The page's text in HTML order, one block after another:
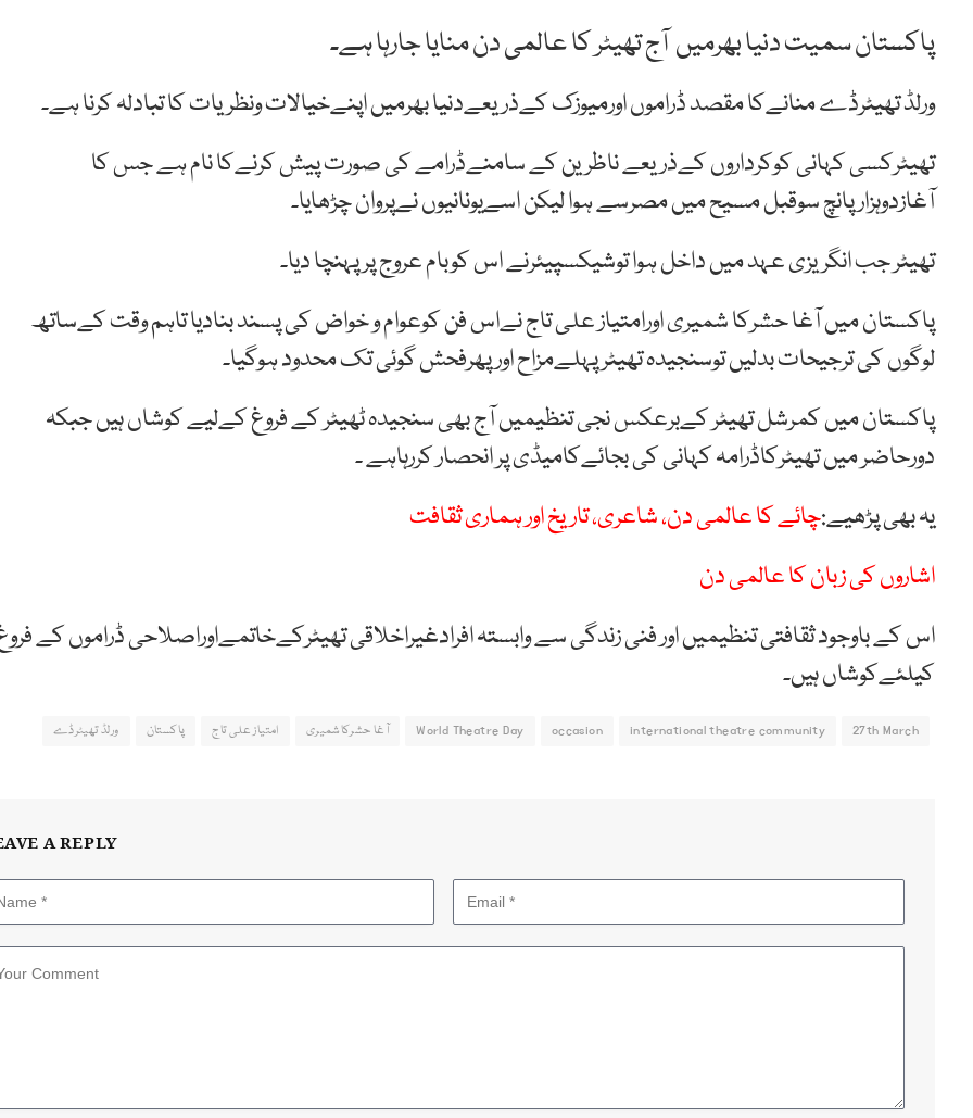
پاکستان سمیت دنیا بھرمیں آج تھیٹر کا عالمی دن منایا جارہا ہے۔
ورلڈ تھیٹرڈے منانےکا مقصد ڈراموں اورمیوزک کےذریعےدنیا بھرمیں اپنےخیالات ونظریات کا تبادلہ کرنا ہے۔
تھیٹرکسی کہانی کوکرداروں کےذریعے ناظرین کے سامنےڈرامے کی صورت پیش کرنےکا نام ہے جس کا
آغازدوہزارپانچ سوقبل مسیح میں مصرسے ہوا لیکن اسےیونانیوں نےپروان چڑھایا۔
تھیٹر جب انگریزی عہد میں داخل ہوا توشیکسپیئرنے اس کوبام عروج پر پہنچا دیا۔
پاکستان میں آغا حشرکا شمیری اورامتیاز علی تاج نےاس فن کوعوام و خواض کی پسند بنادیا تاہم وقت کےساتھ
لوگوں کی ترجیحات بدلیں توسنجیدہ تھیٹرپہلےمزاح اورپھرفحش گوئی تک محدود ہوگیا۔
پاکستان میں کمرشل تھیٹر کےبرعکس نجی تنظیمیں آج بھی سنجیدہ ٹھیٹر کے فروغ کےلیے کوشاں ہیں جبکہ
دورحاضر میں تھیٹرکاڈرامہ کہانی کی بجائےکامیڈی پر انحصار کررہاہے ۔
یہ بھی پڑھیے:چائے کا عالمی دن، شاعری، تاریخ اور ہماری ثقافت
اشاروں کی زبان کا عالمی دن
اس کے باوجود ثقافتی تنظیمیں اور فنی زندگی سے وابستہ افرادغیراخلاقی تھیٹرکےخاتمےاوراصلاحی ڈراموں کے
کیلئےکوشاں ہیں۔
27th March
international theatre community
occasion
World Theatre Day آغا حشرکاشمیری امتیاز علی تاج پاکستان ورلڈ تھیٹرڈے
A REPLY